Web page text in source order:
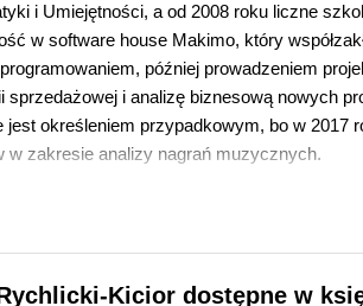
i Umiejętności, a od 2008 roku liczne
w software house Makimo, który
później prowadzeniem
i analizę biznesową nowych
określeniem przypadkowym, bo w 2017
w zakresie analizy nagrań muzycznych.
Kicior dostępne w